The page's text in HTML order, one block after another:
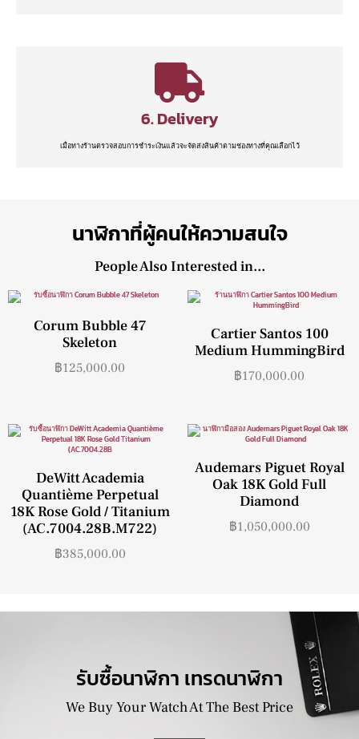
6. Delivery
เมื่อทางร้านตรวจสอบการชำระเงินแล้วจะจัดส่งสินค้าตามช่องทางที่คุณเลือกไว้
นาฬิกาที่ผู้คนให้ความสนใจ
People Also Interested in...
Corum Bubble 47
Skeleton
฿125,000.00
Cartier Santos 100
Medium HummingBird
฿170,000.00
DeWitt Academia
Quantième Perpetual
18K Rose Gold / Titanium
(AC.7004.28B.M722)
฿385,000.00
Audemars Piguet Royal
Oak 18K Gold Full
Diamond
฿1,050,000.00
รับซื้อนาฬิกา เทรดนาฬิกา
We Buy Your Watch At The Best Price